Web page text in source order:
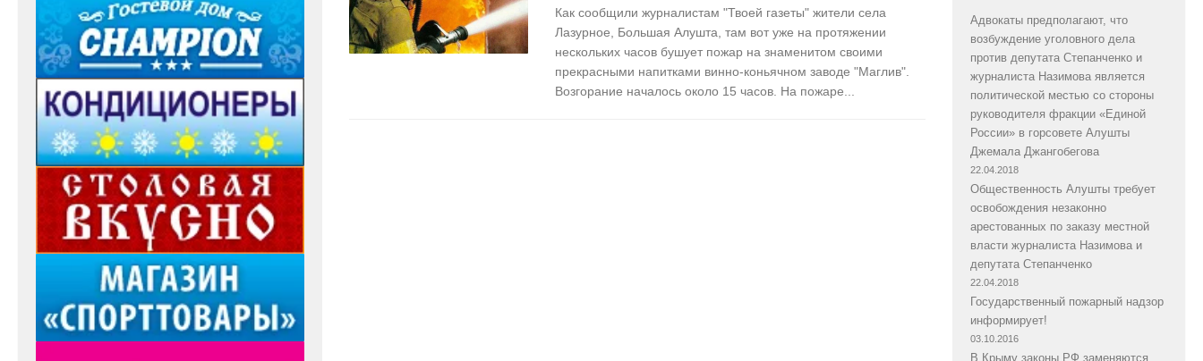
Как сообщили журналистам "Твоей газеты" жители села
Лазурное, Большая Алушта, там вот уже на протяжении
нескольких часов бушует пожар на знаменитом своими
прекрасными напитками винно-коньячном заводе "Маглив".
Возгорание началось около 15 часов. На пожаре...
Адвокаты предполагают, что
возбуждение уголовного дела
против депутата Степанченко и
журналиста Назимова является
политической местью со стороны
руководителя фракции «Единой
России» в горсовете Алушты
Джемала Джангобегова
22.04.2018
Общественность Алушты требует
освобождения незаконно
арестованных по заказу местной
власти журналиста Назимова и
депутата Степанченко
22.04.2018
Государственный пожарный надзор
информирует!
03.10.2016
В Крыму законы РФ заменяются